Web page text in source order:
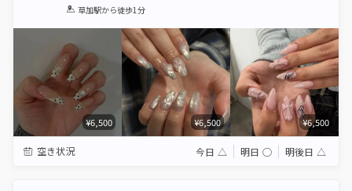
1 2 3 4 5
草加駅から徒歩1分
¥6,500 ¥6,500 ¥6,500
空き状況 今日 △ 明日 ◯ 明後日 △